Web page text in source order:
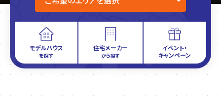
モデルハウス
を探す
住宅メーカー
から探す
イベント・
キャンペーン